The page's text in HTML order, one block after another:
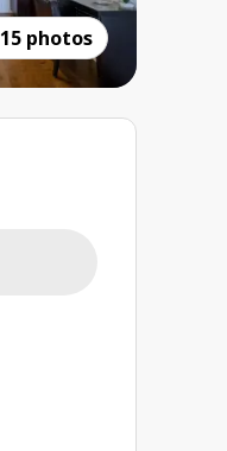
15 photos